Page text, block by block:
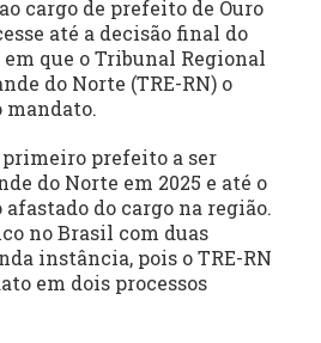
cargo de prefeito de Ouro
até a decisão final do
que o Tribunal Regional
do Norte (TRE-RN) o
mandato.
prefeito a ser
do Norte em 2025 e até o
do cargo na região.
no Brasil com duas
instância, pois o TRE-RN
em dois processos